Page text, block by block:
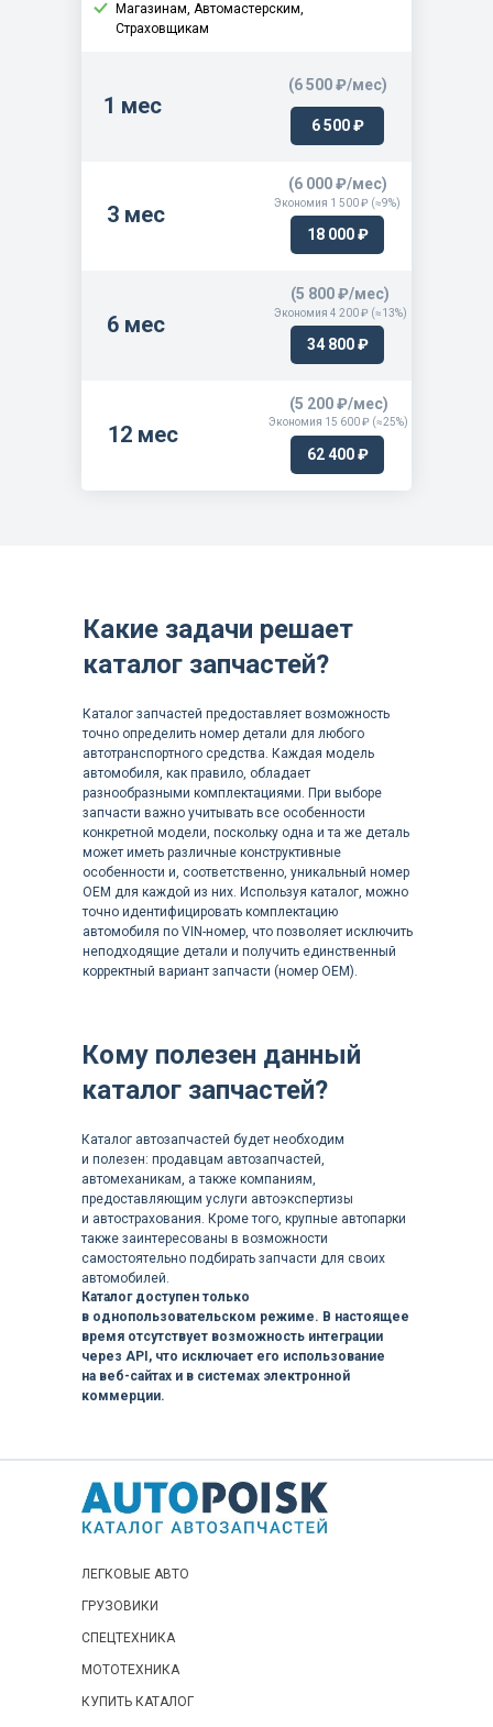
(6 500 ₽/мес)
6 500 ₽
(5 200 ₽/мес)
Экономия 15 600 ₽ (≈25%)
62 400 ₽
34 800 ₽
Экономия 4 200 ₽ (≈13%)
(5 800 ₽/мес)
Экономия 1 500 ₽ (≈9%)
(6 000 ₽/мес)
18 000 ₽
Магазинам, Автомастерским,
Страховщикам
1 мес
12 мес
6 мес
3 мес
Кому полезен данный
каталог запчастей?
Каталог доступен только
в однопользовательском режиме. В настоящее
время отсутствует возможность интеграции
через API, что исключает его использование
на веб-сайтах и в системах электронной
коммерции.
Каталог автозапчастей будет необходим
и полезен: продавцам автозапчастей,
автомеханикам, а также компаниям,
предоставляющим услуги автоэкспертизы
и автострахования. Кроме того, крупные автопарки
также заинтересованы в возможности
самостоятельно подбирать запчасти для своих
автомобилей.
Какие задачи решает
каталог запчастей?
Каталог запчастей предоставляет возможность
точно определить номер детали для любого
автотранспортного средства. Каждая модель
автомобиля, как правило, обладает
разнообразными комплектациями. При выборе
запчасти важно учитывать все особенности
конкретной модели, поскольку одна и та же деталь
может иметь различные конструктивные
особенности и, соответственно, уникальный номер
OEM для каждой из них. Используя каталог, можно
точно идентифицировать комплектацию
автомобиля по VIN-номер, что позволяет исключить
неподходящие детали и получить единственный
корректный вариант запчасти (номер OEM).
КУПИТЬ КАТАЛОГ
СПЕЦТЕХНИКА
МОТОТЕХНИКА
ГРУЗОВИКИ
ЛЕГКОВЫЕ АВТО